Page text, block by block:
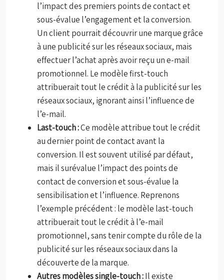
l’impact des premiers points de contact et
sous-évalue l’engagement et la conversion.
Un client pourrait découvrir une marque grâce
à une publicité sur les réseaux sociaux, mais
effectuer l’achat après avoir reçu un e-mail
promotionnel. Le modèle first-touch
attribuerait tout le crédit à la publicité sur les
réseaux sociaux, ignorant ainsi l’influence de
l’e-mail.
Last-touch :Ce modèle attribue tout le crédit
au dernier point de contact avant la
conversion. Il est souvent utilisé par défaut,
mais il surévalue l’impact des points de
contact de conversion et sous-évalue la
sensibilisation et l’influence. Reprenons
l’exemple précédent : le modèle last-touch
attribuerait tout le crédit à l’e-mail
promotionnel, sans tenir compte du rôle de la
publicité sur les réseaux sociaux dans la
découverte de la marque.
Autres modèles single-touch :Il existe